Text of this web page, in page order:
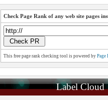
Check Page Rank of any web site pages
This free page rank checking tool is powered by Page
Label Cloud